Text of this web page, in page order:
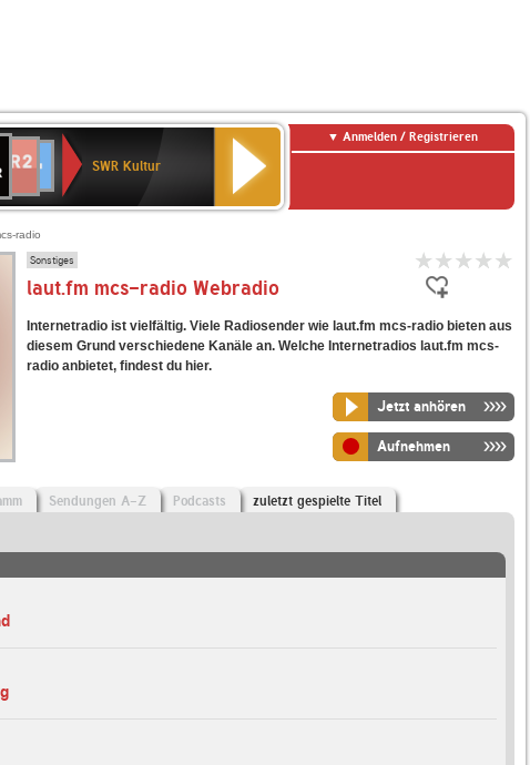
Deutschlandfunk
SWR Kultur
Anmelden / Registrieren
radio
Sonstiges
laut.fm mcs-radio Webradio
Internetradio ist vielfältig. Viele Radiosender wie laut.fm mcs-radio bieten aus
diesem Grund verschiedene Kanäle an. Welche Internetradios laut.fm mcs-
radio anbietet, findest du hier.
Jetzt anhören
Aufnehmen
Sendungen A-Z Podcasts zuletzt gespielte Titel